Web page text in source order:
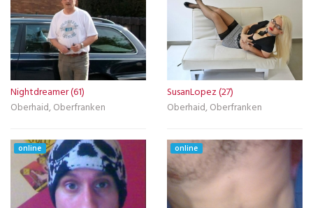
Nightdreamer (61)
Oberhaid, Oberfranken
SusanLopez (27)
Oberhaid, Oberfranken
online online